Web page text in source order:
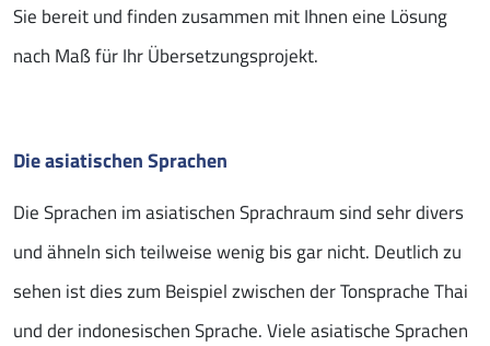
Sie bereit und finden zusammen mit Ihnen eine Lösung
nach Maß für Ihr Übersetzungsprojekt.
Die asiatischen Sprachen
Die Sprachen im asiatischen Sprachraum sind sehr divers
und ähneln sich teilweise wenig bis gar nicht. Deutlich zu
sehen ist dies zum Beispiel zwischen der Tonsprache Thai
und der indonesischen Sprache. Viele asiatische Sprachen